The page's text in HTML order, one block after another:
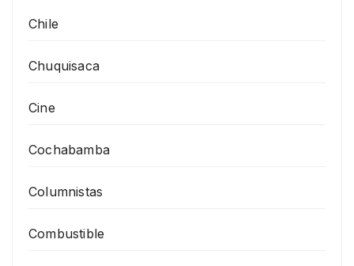
Chile
Chuquisaca
Cine
Cochabamba
Columnistas
Combustible